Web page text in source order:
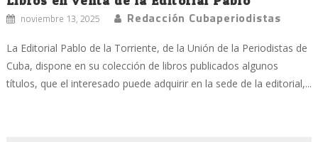
noviembre 13, 2025 Redacción Cubaperiodistas
La Editorial Pablo de la Torriente, de la Unión de la Periodistas de
Cuba, dispone en su colección de libros publicados algunos
títulos, que el interesado puede adquirir en la sede de la editorial,...